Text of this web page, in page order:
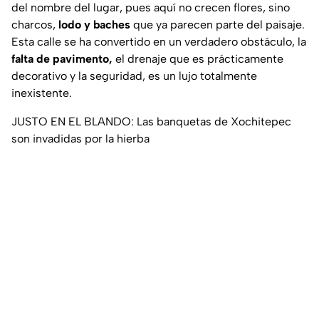
del nombre del lugar, pues aquí no crecen flores, sino
charcos, lodo y baches que ya parecen parte del paisaje.
Esta calle se ha convertido en un verdadero obstáculo, la
falta de pavimento, el drenaje que es prácticamente
decorativo y la seguridad, es un lujo totalmente
inexistente.
JUSTO EN EL BLANDO: Las banquetas de Xochitepec
son invadidas por la hierba